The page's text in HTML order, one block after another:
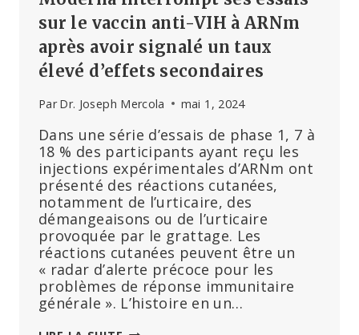
sur le vaccin anti-VIH à ARNm
après avoir signalé un taux
élevé d’effets secondaires
Par Dr. Joseph Mercola mai 1, 2024
Dans une série d’essais de phase 1, 7 à
18 % des participants ayant reçu les
injections expérimentales d’ARNm ont
présenté des réactions cutanées,
notamment de l’urticaire, des
démangeaisons ou de l’urticaire
provoquée par le grattage. Les
réactions cutanées peuvent être un
« radar d’alerte précoce pour les
problèmes de réponse immunitaire
générale ». L’histoire en un…